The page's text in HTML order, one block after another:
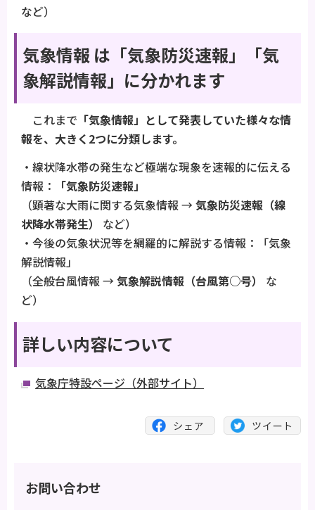
など）
気象情報 は「気象防災速報」「気
象解説情報」に分かれます
これまで 「気象情報」として発表していた様々な情
報を、大きく2つに分類します。
・線状降水帯の発生など極端な現象を速報的に伝える
情報：
「気象防災速報」
（顕著な大雨に関する気象情報 →気象防災速報（線
状降水帯発生） など）
・今後の気象状況等を網羅的に解説する情報：「気象
解説情報」
（全般台風情報 →気象解説情報（台風第○号）
な
ど）
詳しい内容について
気象庁特設ページ（外部サイト）
お問い合わせ